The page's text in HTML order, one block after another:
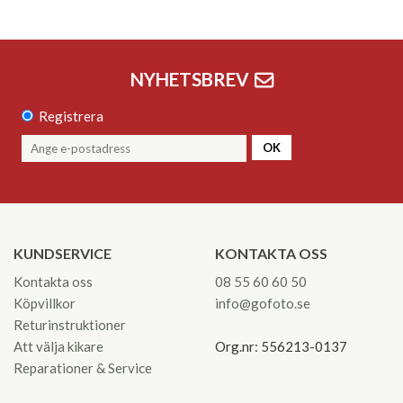
NYHETSBREV
Registrera
OK
KUNDSERVICE
Kontakta oss
Köpvillkor
Returinstruktioner
Att välja kikare
Reparationer & Service
KONTAKTA OSS
08 55 60 60 50
info@gofoto.se
Org.nr: 556213-0137